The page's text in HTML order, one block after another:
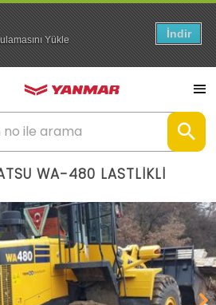
Yükle İndir
WA-480 LASTLİKLİ